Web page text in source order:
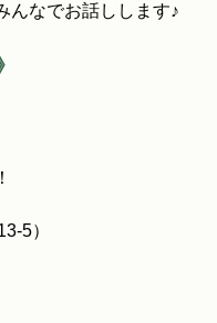
んなでお話しします♪
5）